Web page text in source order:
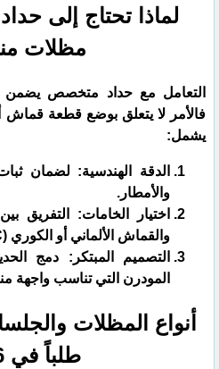
​لماذا تحتاج إلى
مظلات
​التعامل مع حداد متخصص يضمن
فالأمر لا يتعلق بوضع قطعة قماش
يشمل:
​الدقة الهندسية: لضمان
والأمطار.
​اختيار الخامات: التفريق
والقماش الألماني أو الكوري (PVC).
التصميم المبتكر: دمج
المودرن التي تناسب واجهة
​أنواع المظلات
طلباً في 2026